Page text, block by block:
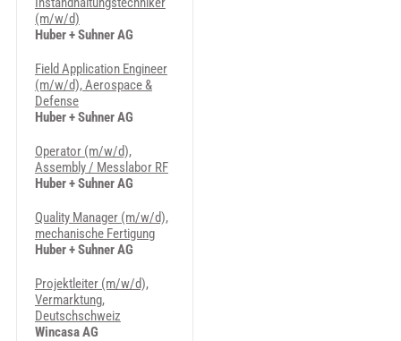
(m/w/d)
Huber + Suhner AG
Field Application Engineer
(m/w/d), Aerospace &
Defense
Huber + Suhner AG
Operator (m/w/d),
Assembly / Messlabor RF
Huber + Suhner AG
Quality Manager (m/w/d),
mechanische Fertigung
Huber + Suhner AG
Projektleiter (m/w/d),
Vermarktung,
Deutschschweiz
Wincasa AG